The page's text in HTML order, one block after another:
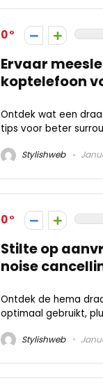
0
Ervaar
koptelefoon
Ontdek wat een
tips voor beter
Stylishweb
0
Stilte op
noise
Ontdek de hema
optimaal gebruikt,
Stylishweb